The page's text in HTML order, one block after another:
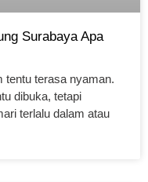
Surabaya Apa
tentu terasa nyaman.
dibuka, tetapi
terlalu dalam atau